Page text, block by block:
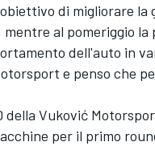
di migliorare
al pomeriggio
dell'auto in
e penso che
della Vuković
per il primo